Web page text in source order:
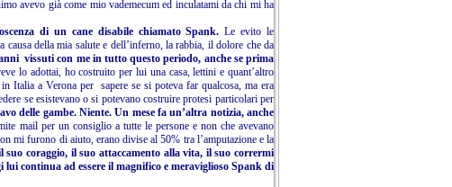
avevo già come mio vademecum ed inculatami da chi mi ha
di un cane disabile chiamato Spank.Le evito le
della mia salute e dell’inferno, la rabbia, il dolore che da
vissuti con me in tutto questo periodo, anche se prima
lo adottai, ho costruito per lui una casa, lettini e quant’altro
Italia a Verona per sapere se si poteva far qualcosa, ma era
se esistevano o si potevano costruire protesi particolari per
delle gambe. Niente. Un mese fa un’altra notizia, anche
mail per un consiglio a tutte le persone e non che avevano
mi furono di aiuto, erano divise al 50% tra l’amputazione e la
coraggio, il suo attaccamento alla vita, il suo corrermi
lui continua ad essere il magnifico e meraviglioso Spank di